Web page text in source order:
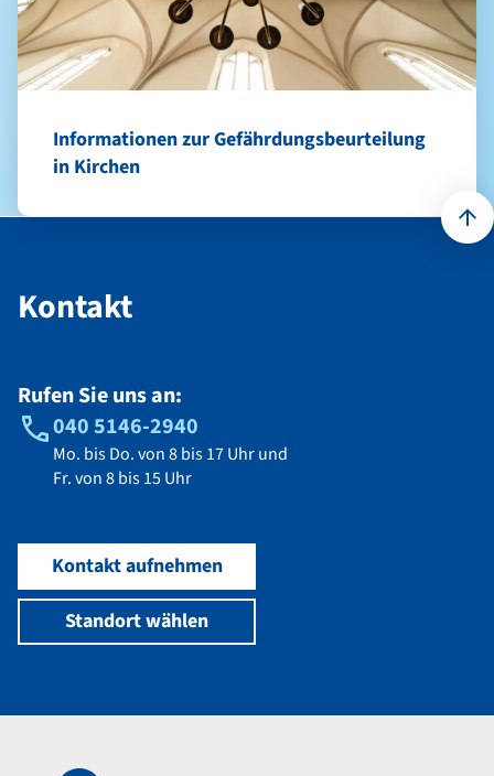
Informationen zur Gefährdungsbeurteilung
in Kirchen
Kontakt
Rufen Sie uns an:
040 5146-2940
Mo. bis Do. von 8 bis 17 Uhr und
Fr. von 8 bis 15 Uhr
Kontakt aufnehmen
Standort wählen